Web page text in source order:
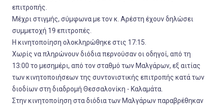
επιτροπής.
Μέχρι στιγμής, σύμφωνα με τον κ. Αρέστη έχουν δηλώσει
συμμετοχή 19 επιτροπές.
Η κινητοποίηση ολοκληρώθηκε στις 17:15.
Χωρίς να πληρώνουν διόδια περνούσαν οι οδηγοί, από τη
13:00 το μεσημέρι, από τον σταθμό των Μαλγάρων, εξ αιτίας
των κινητοποιήσεων της συντονιστικής επιτροπής κατά των
διοδίων στη διαδρομή Θεσσαλονίκη - Καλαμάτα.
Στην κινητοποίηση στα διόδια των Μαλγάρων παραβρέθηκαν